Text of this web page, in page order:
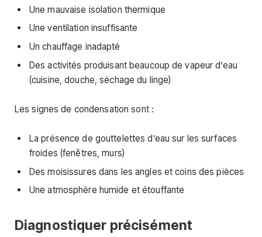
Une mauvaise isolation thermique
Une ventilation insuffisante
Un chauffage inadapté
Des activités produisant beaucoup de vapeur d’eau
(cuisine, douche, séchage du linge)
Les signes de condensation sont :
La présence de gouttelettes d’eau sur les surfaces
froides (fenêtres, murs)
Des moisissures dans les angles et coins des pièces
Une atmosphère humide et étouffante
Diagnostiquer précisément